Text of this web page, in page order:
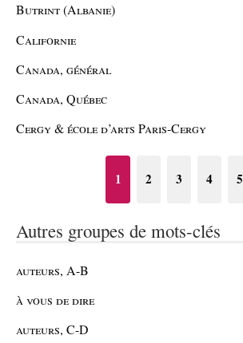
Butrint (Albanie)
Californie
Canada, général
Canada, Québec
Cergy & école d’arts Paris-Cergy
1 2 3 4 5
Autres groupes de mots-clés
auteurs, A-B
à vous de dire
auteurs, C-D